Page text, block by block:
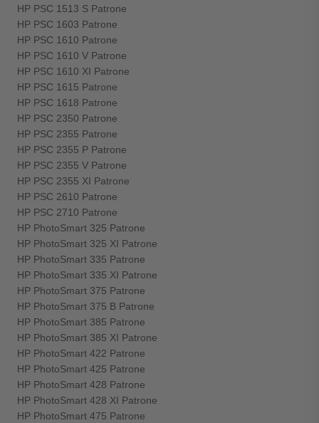
HP PSC 1513 S Patrone
HP PSC 1603 Patrone
HP PSC 1610 Patrone
HP PSC 1610 V Patrone
HP PSC 1610 XI Patrone
HP PSC 1615 Patrone
HP PSC 1618 Patrone
HP PSC 2350 Patrone
HP PSC 2355 Patrone
HP PSC 2355 P Patrone
HP PSC 2355 V Patrone
HP PSC 2355 XI Patrone
HP PSC 2610 Patrone
HP PSC 2710 Patrone
HP PhotoSmart 325 Patrone
HP PhotoSmart 325 XI Patrone
HP PhotoSmart 335 Patrone
HP PhotoSmart 335 XI Patrone
HP PhotoSmart 375 Patrone
HP PhotoSmart 375 B Patrone
HP PhotoSmart 385 Patrone
HP PhotoSmart 385 XI Patrone
HP PhotoSmart 422 Patrone
HP PhotoSmart 425 Patrone
HP PhotoSmart 428 Patrone
HP PhotoSmart 428 XI Patrone
HP PhotoSmart 475 Patrone